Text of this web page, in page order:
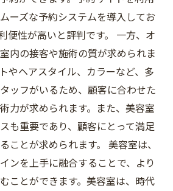
ーズな予約システムを導入してお
便性が高いと評判です。 一方、オ
内の接客や施術の質が求められま
やヘアスタイル、カラーなど、多
ッフがいるため、顧客に合わせた
力が求められます。また、美容室
も重要であり、顧客にとって満足
ことが求められます。 美容室は、
ンを上手に融合することで、より
ことができます。美容室は、時代